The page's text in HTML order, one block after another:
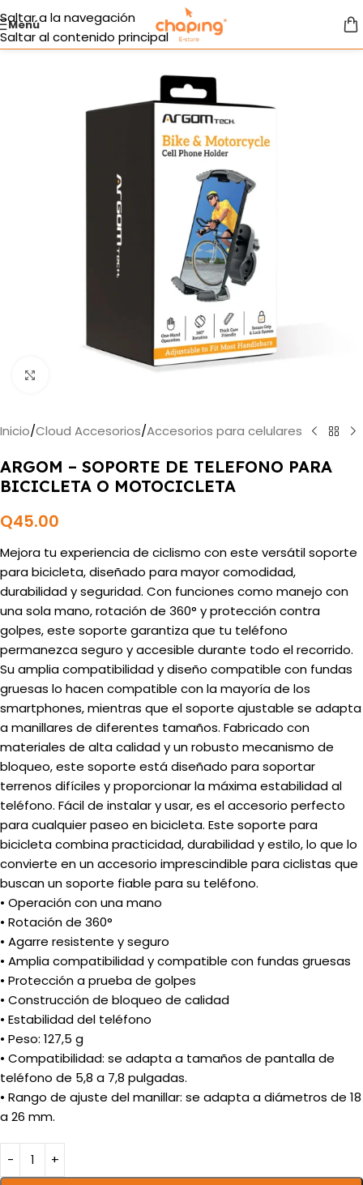
Saltar a la navegación
Saltar al contenido principal
Menú
Haga clic para ampliar
Inicio/Cloud Accesorios/Accesorios para celulares
ARGOM – SOPORTE DE TELEFONO PARA
BICICLETA O MOTOCICLETA
Q45.00
Mejora tu experiencia de ciclismo con este versátil soporte
para bicicleta, diseñado para mayor comodidad,
durabilidad y seguridad. Con funciones como manejo con
una sola mano, rotación de 360° y protección contra
golpes, este soporte garantiza que tu teléfono
permanezca seguro y accesible durante todo el recorrido.
Su amplia compatibilidad y diseño compatible con fundas
gruesas lo hacen compatible con la mayoría de los
smartphones, mientras que el soporte ajustable se adapta
a manillares de diferentes tamaños. Fabricado con
materiales de alta calidad y un robusto mecanismo de
bloqueo, este soporte está diseñado para soportar
terrenos difíciles y proporcionar la máxima estabilidad al
teléfono. Fácil de instalar y usar, es el accesorio perfecto
para cualquier paseo en bicicleta. Este soporte para
bicicleta combina practicidad, durabilidad y estilo, lo que lo
convierte en un accesorio imprescindible para ciclistas que
buscan un soporte fiable para su teléfono.
• Operación con una mano
• Rotación de 360°
• Agarre resistente y seguro
• Amplia compatibilidad y compatible con fundas gruesas
• Protección a prueba de golpes
• Construcción de bloqueo de calidad
• Estabilidad del teléfono
• Peso: 127,5 g
• Compatibilidad: se adapta a tamaños de pantalla de
teléfono de 5,8 a 7,8 pulgadas.
• Rango de ajuste del manillar: se adapta a diámetros de 18
a 26 mm.